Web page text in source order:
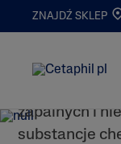
ZNAJDŹ SKLEP
nie jesteś
zapalnych i
substancje